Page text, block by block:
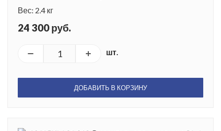
Вес: 2.4 кг
24 300 руб.
шт.
ДОБАВИТЬ В КОРЗИНУ